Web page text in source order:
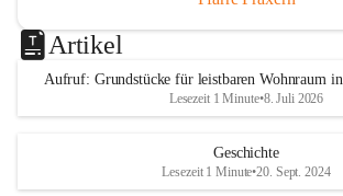
Artikel
Aufruf: Grundstücke für leistbaren Wohnraum
Lesezeit 1 Minute•8. Juli 2026
Geschichte
Lesezeit 1 Minute•20. Sept. 2024